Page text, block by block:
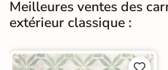
Catégories
Carrelage
Carrelage
Carrelage
identique
Meilleures ventes des
extérieur classique :

